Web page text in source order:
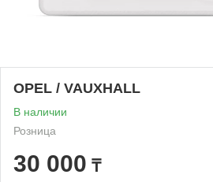
OPEL / VAUXHALL
В наличии
Розница
30 000 ₸